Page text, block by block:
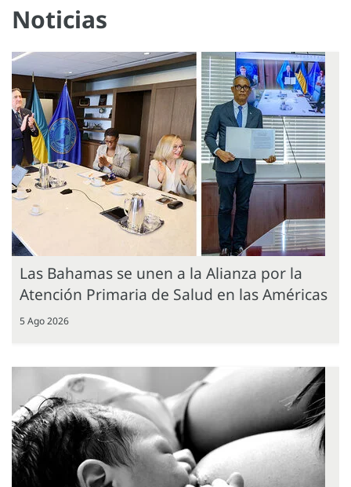
Noticias
Las Bahamas se unen a la Alianza por la
Atención Primaria de Salud en las Américas
5 Ago 2026